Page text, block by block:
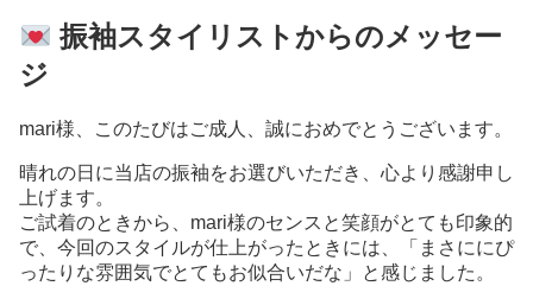
振袖スタイリストからのメッセー
ジ
mari様、このたびはご成人、誠におめでとうございます。
晴れの日に当店の振袖をお選びいただき、心より感謝申し
上げます。
ご試着のときから、mari様のセンスと笑顔がとても印象的
で、今回のスタイルが仕上がったときには、「まさににぴ
ったりな雰囲気でとてもお似合いだな」と感じました。